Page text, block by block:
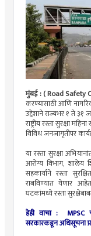
मुंबई :( Road Safety
करण्यासाठी आणि
उद्देशाने राज्यभर १ ते ३१
राष्ट्रीय रस्ता सुरक्षा
विविध जनजागृतीपर
या रस्ता सुरक्षा
आरोग्य विभाग, शालेय
सहकार्याने रस्ता
राबविण्यात येणार
घटकांमध्ये रस्ता
हेही वाचा : MPSC
सरकारकडून अधिसूचना